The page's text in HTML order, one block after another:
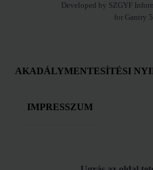
Developed by SZGYF
for Gantry
AKADÁLYMENTESÍTÉSI
IMPRESSZUM